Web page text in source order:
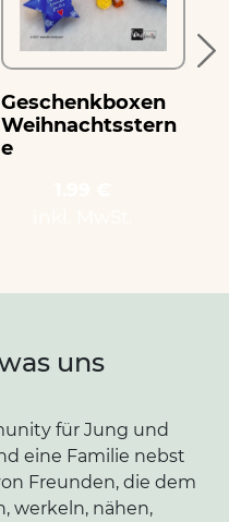
Geschenkboxen
Weihnachtsstern
e
uns
für Jung und
eine Familie nebst
Freunden, die dem
werkeln, nähen,